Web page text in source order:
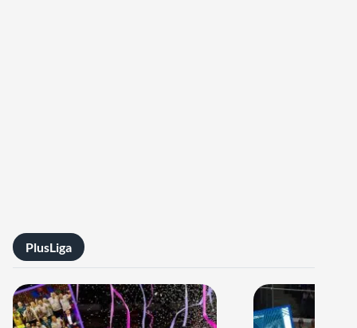
PlusLiga